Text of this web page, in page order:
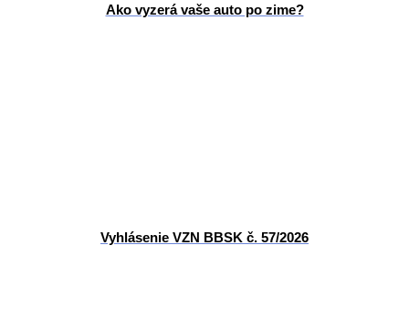
Ako vyzerá vaše auto po zime?
Vyhlásenie VZN BBSK č. 57/2026